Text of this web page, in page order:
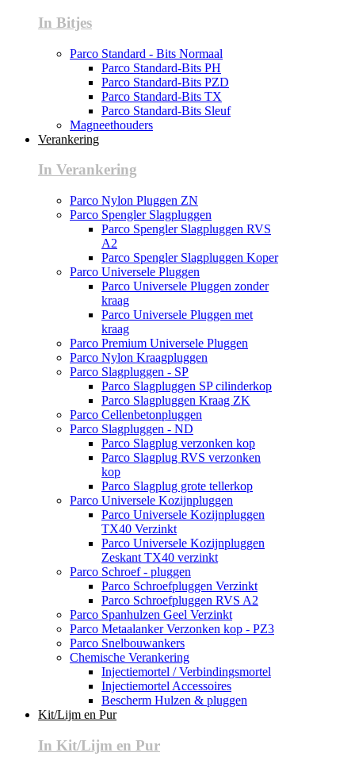
In Bitjes
Parco Standard - Bits Normaal
Parco Standard-Bits PH
Parco Standard-Bits PZD
Parco Standard-Bits TX
Parco Standard-Bits Sleuf
Magneethouders
Verankering
In Verankering
Parco Nylon Pluggen ZN
Parco Spengler Slagpluggen
Parco Spengler Slagpluggen RVS
A2
Parco Spengler Slagpluggen Koper
Parco Universele Pluggen
Parco Universele Pluggen zonder
kraag
Parco Universele Pluggen met
kraag
Parco Premium Universele Pluggen
Parco Nylon Kraagpluggen
Parco Slagpluggen - SP
Parco Slagpluggen SP cilinderkop
Parco Slagpluggen Kraag ZK
Parco Cellenbetonpluggen
Parco Slagpluggen - ND
Parco Slagplug verzonken kop
Parco Slagplug RVS verzonken
kop
Parco Slagplug grote tellerkop
Parco Universele Kozijnpluggen
Parco Universele Kozijnpluggen
TX40 Verzinkt
Parco Universele Kozijnpluggen
Zeskant TX40 verzinkt
Parco Schroef - pluggen
Parco Schroefpluggen Verzinkt
Parco Schroefpluggen RVS A2
Parco Spanhulzen Geel Verzinkt
Parco Metaalanker Verzonken kop - PZ3
Parco Snelbouwankers
Chemische Verankering
Injectiemortel / Verbindingsmortel
Injectiemortel Accessoires
Bescherm Hulzen & pluggen
Kit/Lijm en Pur
In Kit/Lijm en Pur